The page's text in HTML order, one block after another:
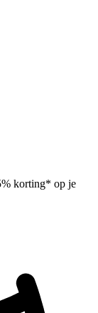
korting* op je